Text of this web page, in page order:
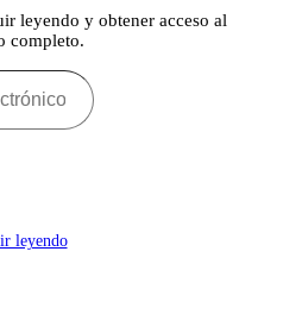
leyendo y obtener acceso al
completo.
leyendo